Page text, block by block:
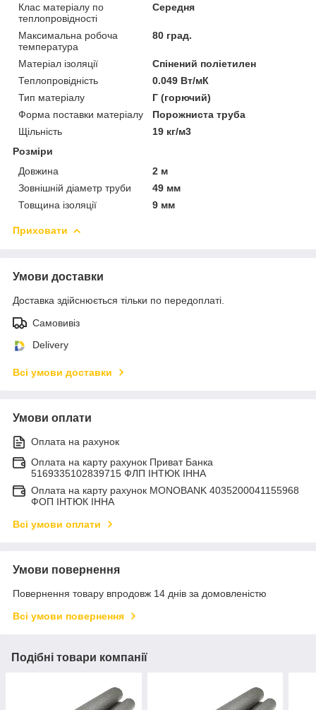
Клас матеріалу по
теплопровідності
Середня
Максимальна робоча
температура
80 град.
Матеріал ізоляції
Спінений поліетилен
Теплопровідність
0.049 Вт/мК
Тип матеріалу
Г (горючий)
Форма поставки матеріалу
Порожниста труба
Щільність
19 кг/м3
Розміри
Довжина
2 м
Зовнішній діаметр труби
49 мм
Товщина ізоляції
9 мм
Приховати
Умови доставки
Доставка здійснюється тільки по передоплаті.
Самовивіз
Delivery
Всі умови доставки
Умови оплати
Оплата на рахунок
Оплата на карту рахунок Приват Банка
5169335102839715 ФЛП ІНТЮК ІННА
Оплата на карту рахунок MONOBANK 4035200041155968
ФОП ІНТЮК ІННА
Всі умови оплати
Умови повернення
Повернення товару впродовж 14 днів за домовленістю
Всі умови повернення
Подібні товари компанії